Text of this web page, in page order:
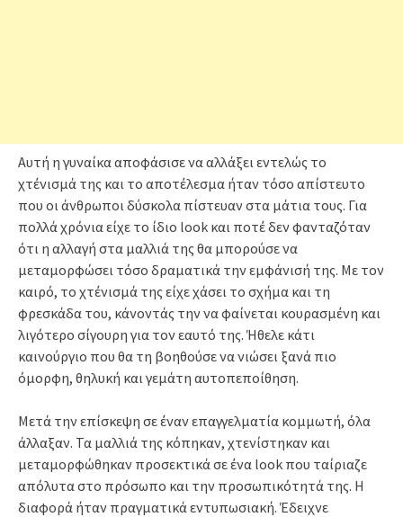
Αυτή η γυναίκα αποφάσισε να αλλάξει εντελώς το
χτένισμά της και το αποτέλεσμα ήταν τόσο απίστευτο
που οι άνθρωποι δύσκολα πίστευαν στα μάτια τους. Για
πολλά χρόνια είχε το ίδιο look και ποτέ δεν φανταζόταν
ότι η αλλαγή στα μαλλιά της θα μπορούσε να
μεταμορφώσει τόσο δραματικά την εμφάνισή της. Με τον
καιρό, το χτένισμά της είχε χάσει το σχήμα και τη
φρεσκάδα του, κάνοντάς την να φαίνεται κουρασμένη και
λιγότερο σίγουρη για τον εαυτό της. Ήθελε κάτι
καινούργιο που θα τη βοηθούσε να νιώσει ξανά πιο
όμορφη, θηλυκή και γεμάτη αυτοπεποίθηση.
Μετά την επίσκεψη σε έναν επαγγελματία κομμωτή, όλα
άλλαξαν. Τα μαλλιά της κόπηκαν, χτενίστηκαν και
μεταμορφώθηκαν προσεκτικά σε ένα look που ταίριαζε
απόλυτα στο πρόσωπο και την προσωπικότητά της. Η
διαφορά ήταν πραγματικά εντυπωσιακή. Έδειχνε